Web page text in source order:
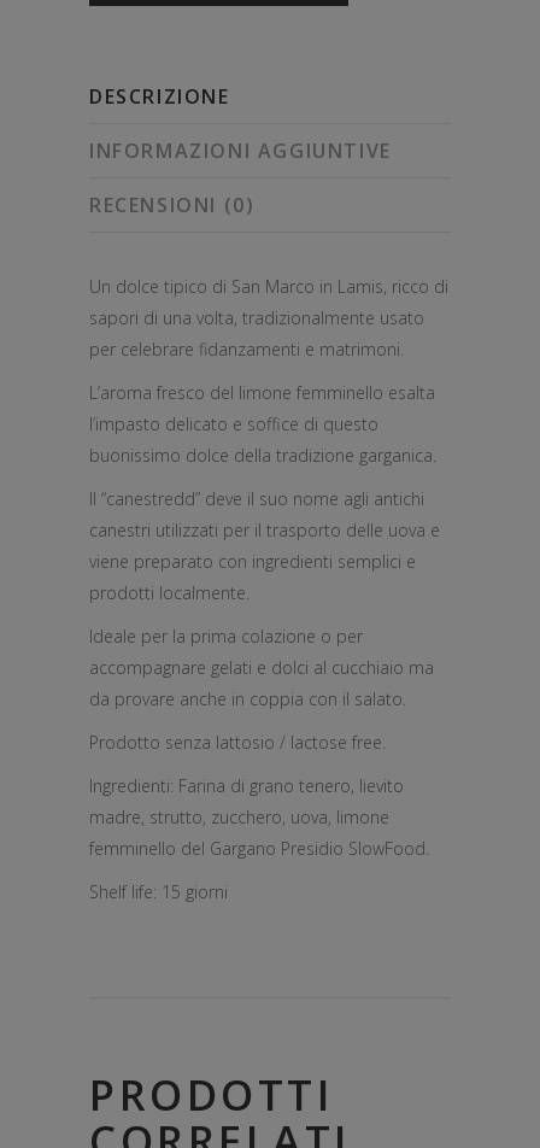
DESCRIZIONE
INFORMAZIONI AGGIUNTIVE
RECENSIONI (0)
Un dolce tipico di San Marco in Lamis, ricco di
sapori di una volta, tradizionalmente usato
per celebrare fidanzamenti e matrimoni.
L’aroma fresco del limone femminello esalta
l’impasto delicato e soffice di questo
buonissimo dolce della tradizione garganica.
Il “canestredd” deve il suo nome agli antichi
canestri utilizzati per il trasporto delle uova e
viene preparato con ingredienti semplici e
prodotti localmente.
Ideale per la prima colazione o per
accompagnare gelati e dolci al cucchiaio ma
da provare anche in coppia con il salato.
Prodotto senza lattosio / lactose free.
Ingredienti: Farina di grano tenero, lievito
madre, strutto, zucchero, uova, limone
femminello del Gargano Presidio SlowFood.
Shelf life: 15 giorni
PRODOTTI